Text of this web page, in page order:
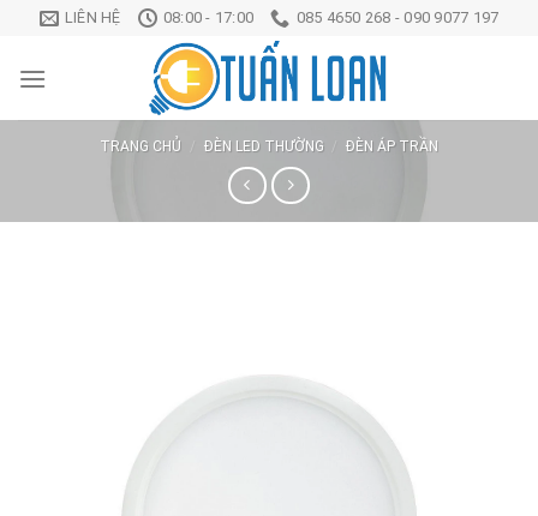
Chuyển
nội
LIÊN HỆ 08:00 - 17:00 085 4650 268 - 090 9077 197
TRANG CHỦ ĐÈN LED THƯỜNG ĐÈN ÁP TRẦN